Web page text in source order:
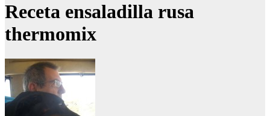
Receta ensaladilla rusa
thermomix